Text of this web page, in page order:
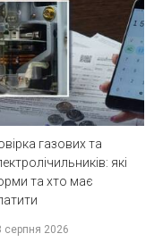
газових та
які
та хто має
серпня 2026